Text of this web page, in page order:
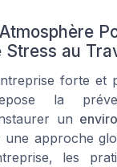
Stress au
forte et
la
un
une approche
les